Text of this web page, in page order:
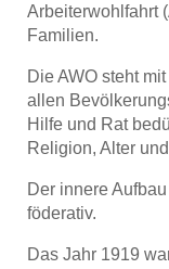
Arbeiterwohlfahrt
Familien.
Die AWO steht
allen
Hilfe und Rat
Religion, Alter
Der innere
föderativ.
Das Jahr 1919